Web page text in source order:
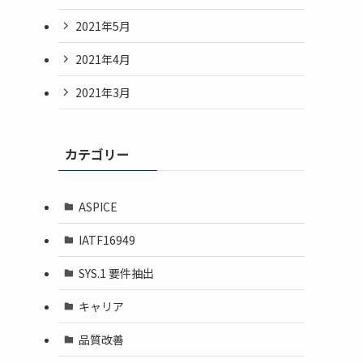
2021年5月
2021年4月
2021年3月
カテゴリー
ASPICE
IATF16949
SYS.1 要件抽出
キャリア
品質改善